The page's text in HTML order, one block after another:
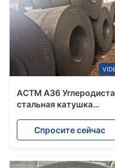
АСТМ A36
стальная катушка
SS400 A283 Мегкая
сталь
Спросите сейчас